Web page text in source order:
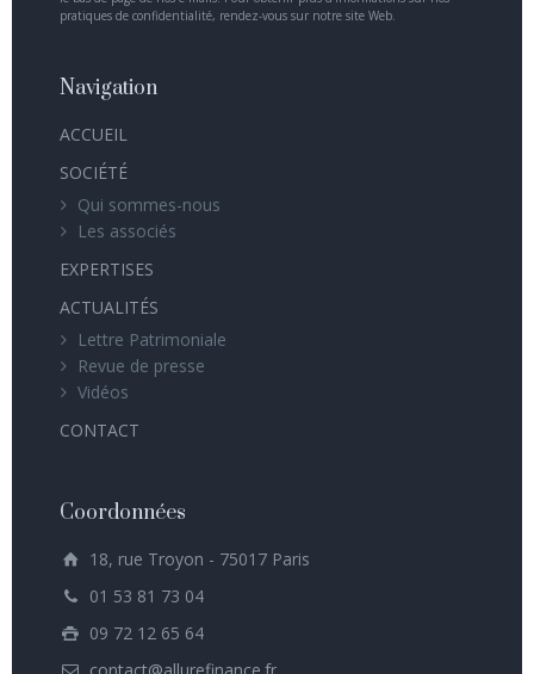
pratiques de confidentialité, rendez-vous sur notre site Web.
Navigation
ACCUEIL
SOCIÉTÉ
Qui sommes-nous
Les associés
EXPERTISES
ACTUALITÉS
Lettre Patrimoniale
Revue de presse
Vidéos
CONTACT
Coordonnées
18, rue Troyon - 75017 Paris
01 53 81 73 04
09 72 12 65 64